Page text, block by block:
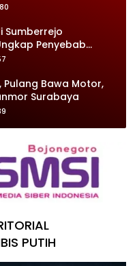
Sumberrejo
Penyebab
Pulang Bawa Motor,
Surabaya
PUTIH